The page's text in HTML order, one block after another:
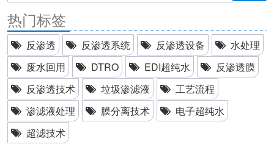
热门标签
反渗透 反渗透系统 反渗透设备
水处理
废水回用
DTRO EDI超纯水
反渗透膜
反渗透技术
垃圾渗滤液
工艺流程
渗滤液处理
膜分离技术
电子超纯水
超滤技术